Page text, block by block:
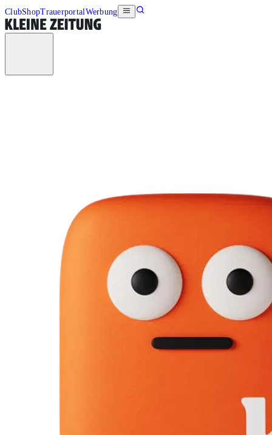
ClubShopTrauerportalWerbung